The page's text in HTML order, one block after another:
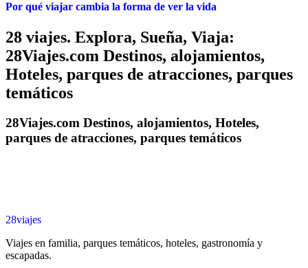
Por qué viajar cambia la forma de ver la vida
28 viajes. Explora, Sueña, Viaja:
28Viajes.com Destinos, alojamientos,
Hoteles, parques de atracciones, parques
temáticos
28Viajes.com Destinos, alojamientos, Hoteles,
parques de atracciones, parques temáticos
28viajes
Viajes en familia, parques temáticos, hoteles, gastronomía y
escapadas.